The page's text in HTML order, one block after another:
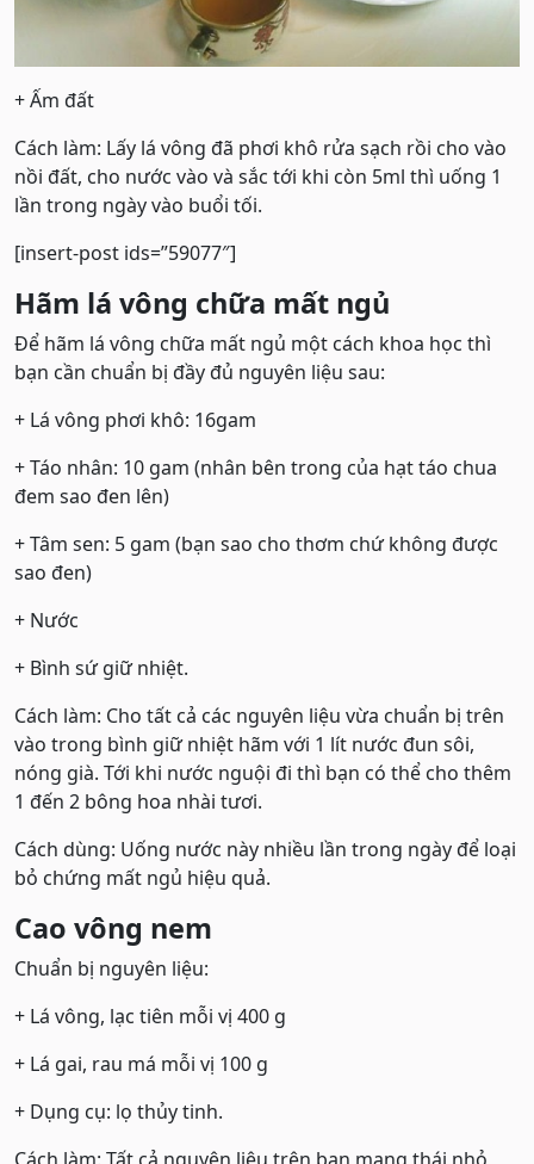
+ Ấm đất
Cách làm: Lấy lá vông đã phơi khô rửa sạch rồi cho vào
nồi đất, cho nước vào và sắc tới khi còn 5ml thì uống 1
lần trong ngày vào buổi tối.
[insert-post ids=”59077″]
Hãm lá vông chữa mất ngủ
Để hãm lá vông chữa mất ngủ một cách khoa học thì
bạn cần chuẩn bị đầy đủ nguyên liệu sau:
+ Lá vông phơi khô: 16gam
+ Táo nhân: 10 gam (nhân bên trong của hạt táo chua
đem sao đen lên)
+ Tâm sen: 5 gam (bạn sao cho thơm chứ không được
sao đen)
+ Nước
+ Bình sứ giữ nhiệt.
Cách làm: Cho tất cả các nguyên liệu vừa chuẩn bị trên
vào trong bình giữ nhiệt hãm với 1 lít nước đun sôi,
nóng già. Tới khi nước nguội đi thì bạn có thể cho thêm
1 đến 2 bông hoa nhài tươi.
Cách dùng: Uống nước này nhiều lần trong ngày để loại
bỏ chứng mất ngủ hiệu quả.
Cao vông nem
Chuẩn bị nguyên liệu:
+ Lá vông, lạc tiên mỗi vị 400 g
+ Lá gai, rau má mỗi vị 100 g
+ Dụng cụ: lọ thủy tinh.